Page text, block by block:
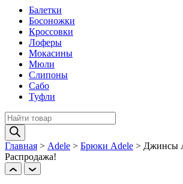
Балетки
Босоножки
Кроссовки
Лоферы
Мокасины
Мюли
Слипоны
Сабо
Туфли
Поиск
товаров
Главная > Adele > Брюки Adele > Джинcы
Распродажа!